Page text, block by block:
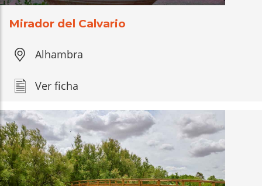
Mirador del Calvario
Alhambra
Ver ficha